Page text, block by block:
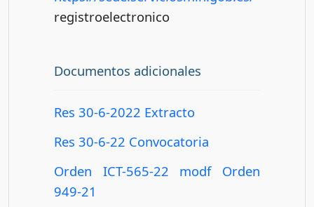
registroelectronico
Documentos adicionales
Res 30-6-2022 Extracto
Res 30-6-22 Convocatoria
Orden ICT-565-22 modf Orden
949-21